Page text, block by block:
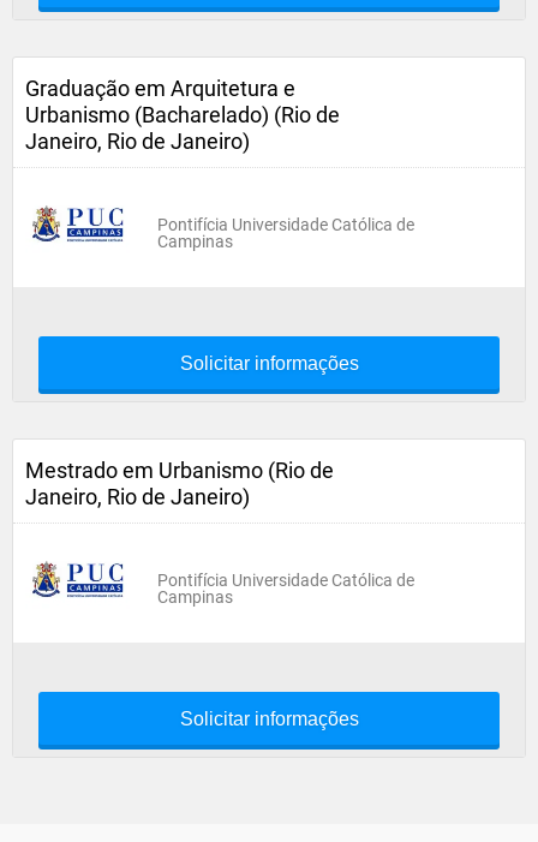
Graduação em Arquitetura e
Urbanismo (Bacharelado) (Rio de
Janeiro, Rio de Janeiro)
Pontifícia Universidade Católica de
Campinas
Solicitar informações
Mestrado em Urbanismo (Rio de
Janeiro, Rio de Janeiro)
Pontifícia Universidade Católica de
Campinas
Solicitar informações